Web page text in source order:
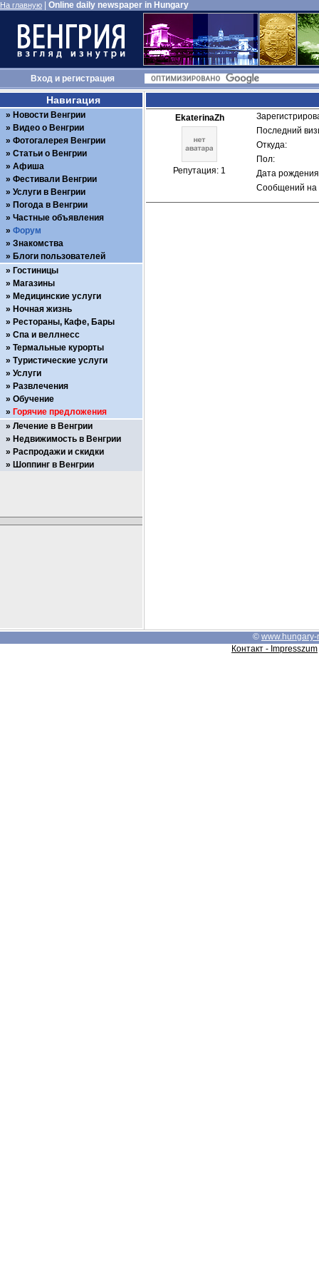
На главную Online daily newspaper in Hungary
Входи регистрация
EkaterinaZh
Репутация: 1
Последний
Откуда:
Пол:
Дата
Сообщений на
Навигация
Новости Венгрии
Видео о Венгрии
Фотогалерея Венгрии
Статьи о Венгрии
Афиша
Фестивали Венгрии
Услуги в Венгрии
Погода в Венгрии
Частные объявления
Форум
Знакомства
Блоги пользователей
Гостиницы
Магазины
Медицинские услуги
Ночная жизнь
Рестораны, Кафе, Бары
Спа и веллнесс
Термальные курорты
Туристические услуги
Услуги
Развлечения
Обучение
Горячие предложения
Лечение в Венгрии
Недвижимость в Венгрии
Распродажи и скидки
Шоппинг в Венгрии
© www.hungary-
Контакт - Impresszum